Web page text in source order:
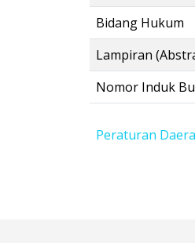
Bidang Hukum
Lampiran
Nomor Induk
Peraturan